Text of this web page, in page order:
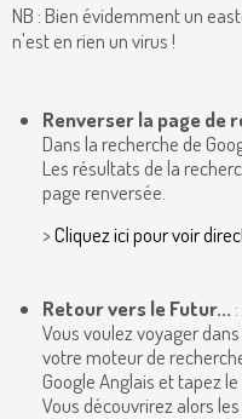
NB : Bien évidemment un
n'est en rien un virus !
Renverser la page de
Dans la recherche de
Les résultats de la
page renversée.
>Cliquez ici pour voir
Retour vers le Futur... :
Vous voulez voyager
votre moteur de
Google Anglais et tapez
Vous découvrirez alors